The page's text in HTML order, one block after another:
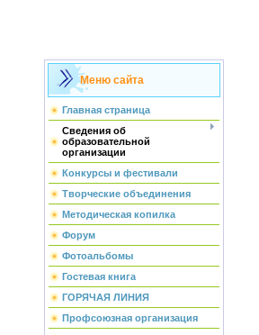
Меню сайта
Главная страница
Сведения об
образовательной
организации
Конкурсы и фестивали
Творческие объединения
Методическая копилка
Форум
Фотоальбомы
Гостевая книга
ГОРЯЧАЯ ЛИНИЯ
Профсоюзная организация